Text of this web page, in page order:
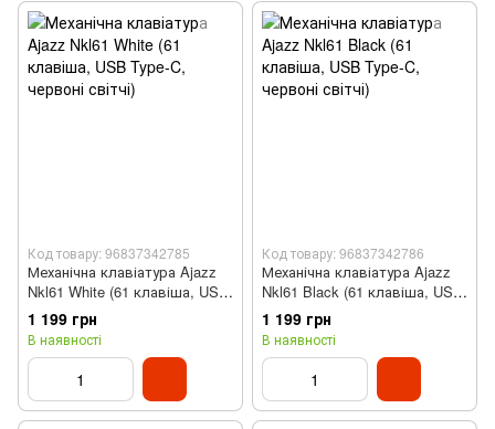
Код товару: 96837342785
Механічна клавіатура Ajazz
Nkl61 White (61 клавіша, USB
Type-C, червоні світчі)
1 199 грн
В наявності
Код товару: 96837342786
Механічна клавіатура Ajazz
Nkl61 Black (61 клавіша, USB
Type-C, червоні світчі)
1 199 грн
В наявності